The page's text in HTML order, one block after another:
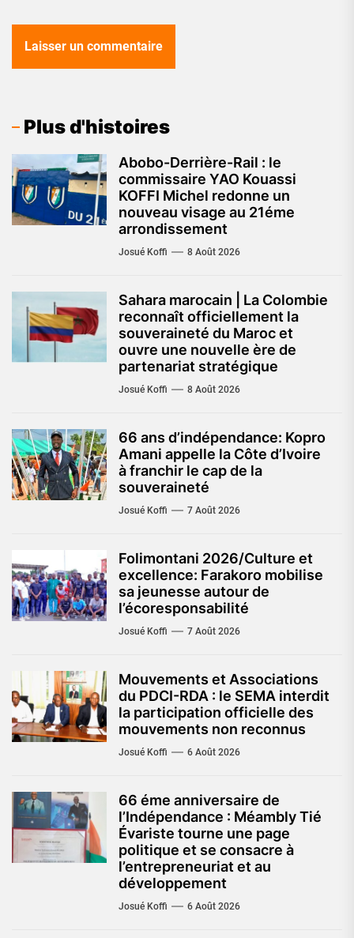
Plus d'histoires
Abobo-Derrière-Rail : le
commissaire YAO Kouassi
KOFFI Michel redonne un
nouveau visage au 21éme
arrondissement
Josué Koffi 8 Août 2026
Sahara marocain | La Colombie
reconnaît officiellement la
souveraineté du Maroc et
ouvre une nouvelle ère de
partenariat stratégique
Josué Koffi 8 Août 2026
66 ans d’indépendance: Kopro
Amani appelle la Côte d’Ivoire
à franchir le cap de la
souveraineté
Josué Koffi 7 Août 2026
Folimontani 2026/Culture et
excellence: Farakoro mobilise
sa jeunesse autour de
l’écoresponsabilité
Josué Koffi 7 Août 2026
Mouvements et Associations
du PDCI-RDA : le SEMA interdit
la participation officielle des
mouvements non reconnus
Josué Koffi 6 Août 2026
66 éme anniversaire de
l’Indépendance : Méambly Tié
Évariste tourne une page
politique et se consacre à
l’entrepreneuriat et au
développement
Josué Koffi 6 Août 2026